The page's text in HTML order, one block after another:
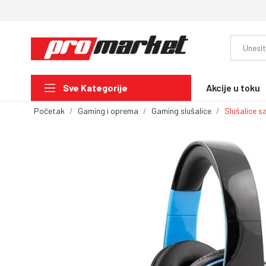
Sve Kategorije Akcije u toku
Početak Gaming i oprema Gaming slušalice Slušalice